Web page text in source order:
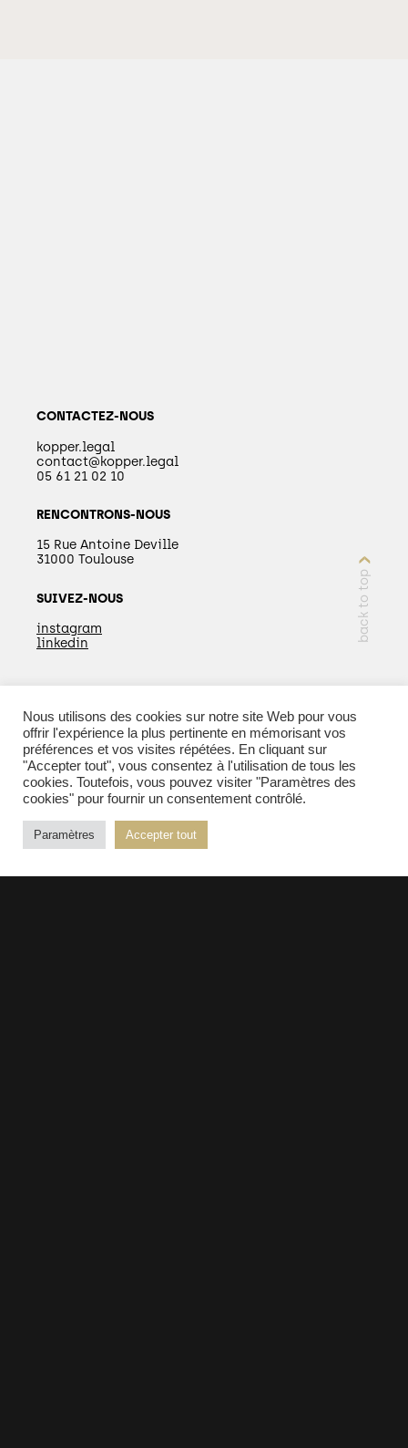
CONTACTEZ-NOUS
kopper.legal
contact@kopper.legal
05 61 21 02 10
RENCONTRONS-NOUS
15 Rue Antoine Deville
31000 Toulouse
SUIVEZ-NOUS
instagram
linkedin
EN SAVOIR PLUS
© 2026 Kopper - Tous droits réservés |
légales| Réalisation :PURE
back to top
Nous utilisons des cookies sur notre site Web pour vous
offrir l'expérience la plus pertinente en mémorisant vos
préférences et vos visites répétées. En cliquant sur
"Accepter tout", vous consentez à l'utilisation de tous les
cookies. Toutefois, vous pouvez visiter "Paramètres des
cookies" pour fournir un consentement contrôlé.
Paramètres Accepter tout